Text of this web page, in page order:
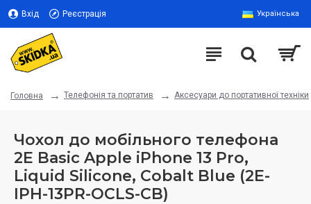
Вхід Реєстрація Українська
Головна Телефонія та портатив Аксесуари до портативної техніки
Чохол до мобільного телефона
2E Basic Apple iPhone 13 Pro,
Liquid Silicone, Cobalt Blue (2E-
IPH-13PR-OCLS-CB)